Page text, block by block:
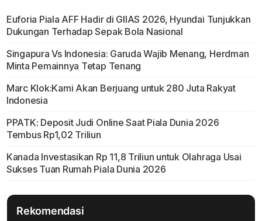
Euforia Piala AFF Hadir di GIIAS 2026, Hyundai Tunjukkan
Dukungan Terhadap Sepak Bola Nasional
Singapura Vs Indonesia: Garuda Wajib Menang, Herdman
Minta Pemainnya Tetap Tenang
Marc Klok:Kami Akan Berjuang untuk 280 Juta Rakyat
Indonesia
PPATK: Deposit Judi Online Saat Piala Dunia 2026
Tembus Rp1,02 Triliun
Kanada Investasikan Rp 11,8 Triliun untuk Olahraga Usai
Sukses Tuan Rumah Piala Dunia 2026
Rekomendasi